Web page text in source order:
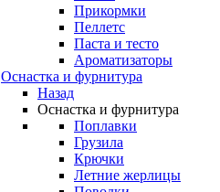
Прикормки
Пеллетс
Паста и тесто
Ароматизаторы
Оснастка и фурнитура
Назад
Оснастка и фурнитура
Поплавки
Грузила
Крючки
Летние жерлицы